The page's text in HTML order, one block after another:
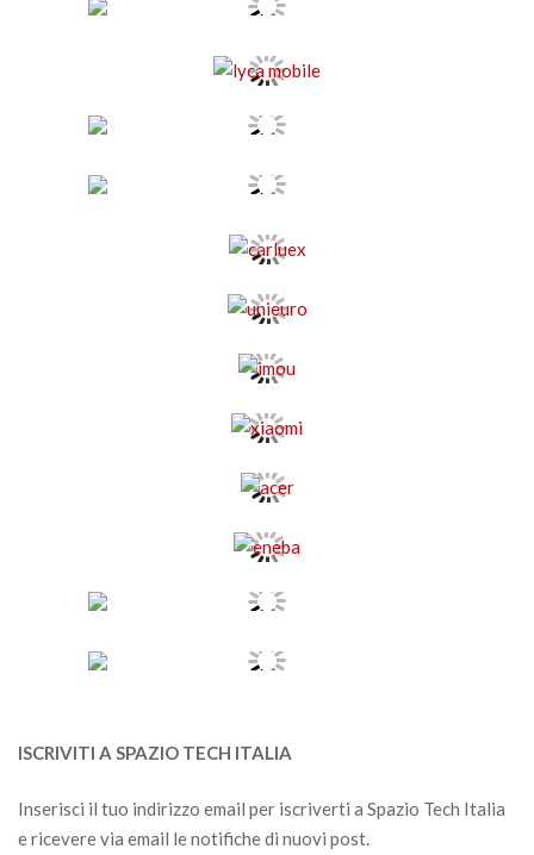
ISCRIVITI A SPAZIO TECH ITALIA
Inserisci il tuo indirizzo email per iscriverti a Spazio Tech Italia
e ricevere via email le notifiche di nuovi post.